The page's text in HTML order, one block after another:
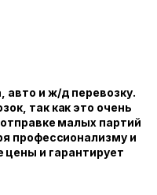
и ж/д перевозку.
так как это очень
малых партий
профессионализму и
и гарантирует